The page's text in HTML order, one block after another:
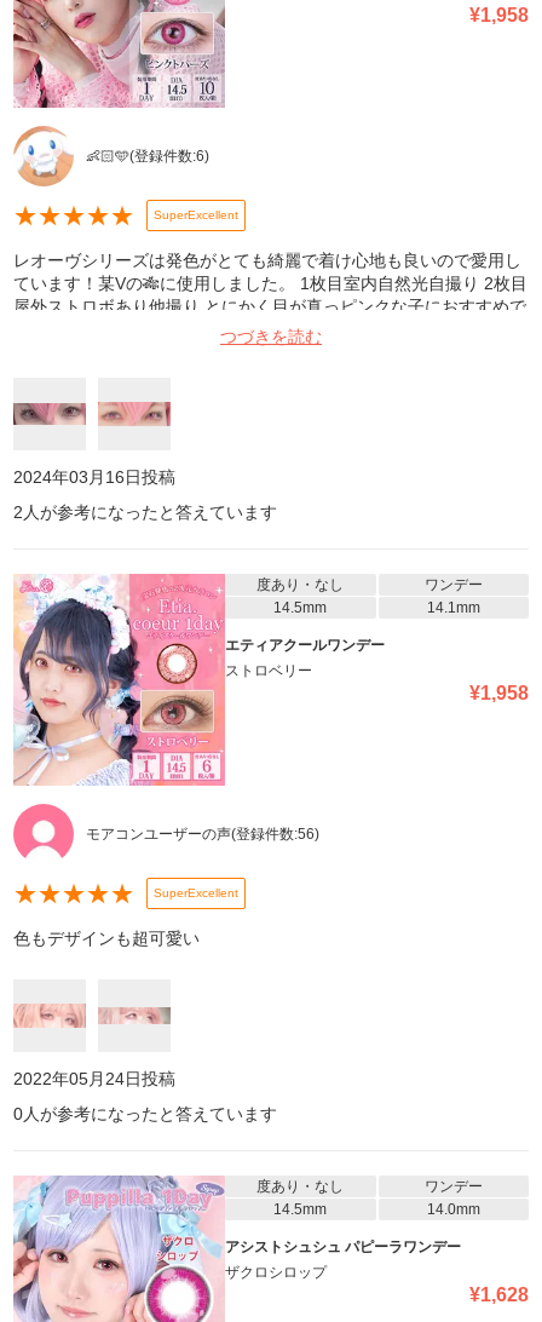
¥1,958
👶🏻🩵(登録件数:6)
★★★★★ SuperExcellent
レオーヴシリーズは発色がとても綺麗で着け心地も良いので愛用し
ています！某Vの‪🎋‬に使用しました。 1枚目室内自然光自撮り 2枚目
屋外ストロボあり他撮り とにかく目が真っピンクな子におすすめで
つづきを読む
2024年03月16日投稿
2 人が参考になったと答えています
度あり・なし
ワンデー
14.5mm
14.1mm
エティアクールワンデー
ストロベリー
¥1,958
モアコンユーザーの声(登録件数:56)
★★★★★ SuperExcellent
色もデザインも超可愛い
2022年05月24日投稿
0人が参考になったと答えています
度あり・なし
ワンデー
14.5mm
14.0mm
アシストシュシュ パピーラワンデー
ザクロシロップ
¥1,628